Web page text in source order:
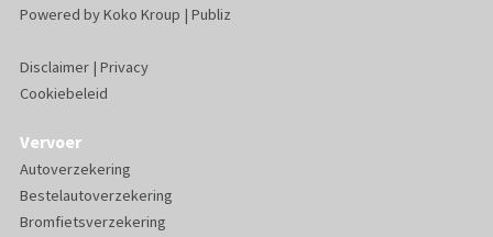
Powered byKoko Kroup | Publiz
Disclaimer| Privacy
Cookiebeleid
Vervoer
Autoverzekering
Bestelautoverzekering
Bromfietsverzekering